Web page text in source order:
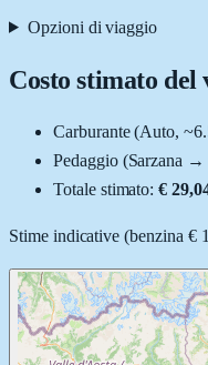
Opzioni di viaggio
Costo stimato del
Carburante (Auto, ~
Pedaggio (Sarzana
Totale stimato:€
Stime indicative (benzina €